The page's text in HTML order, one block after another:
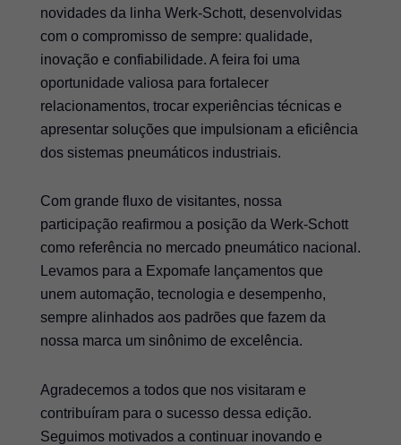
novidades da linha Werk-Schott, desenvolvidas
com o compromisso de sempre: qualidade,
inovação e confiabilidade. A feira foi uma
oportunidade valiosa para fortalecer
relacionamentos, trocar experiências técnicas e
apresentar soluções que impulsionam a eficiência
dos sistemas pneumáticos industriais.
Com grande fluxo de visitantes, nossa
participação reafirmou a posição da Werk-Schott
como referência no mercado pneumático nacional.
Levamos para a Expomafe lançamentos que
unem automação, tecnologia e desempenho,
sempre alinhados aos padrões que fazem da
nossa marca um sinônimo de excelência.
Agradecemos a todos que nos visitaram e
contribuíram para o sucesso dessa edição.
Seguimos motivados a continuar inovando e